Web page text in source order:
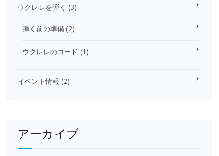
ウクレレを弾く (3)
弾く前の準備 (2)
ウクレレのコード (1)
イベント情報 (2)
アーカイブ